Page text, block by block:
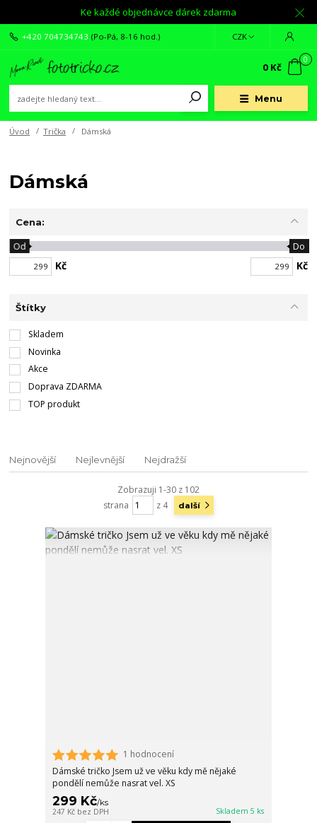
Ke každé objednávce dárek zdarma
Menu
CZK
+420 704734743 (Po-Pá, 8-16 hod.)
0
0 Kč
Úvod Trička Dámská
Dámská
Cena:
Kč
Od Do
Kč
Štítky
Skladem
Novinka
Akce
Doprava ZDARMA
TOP produkt
Nejnovější Nejlevnější Nejdražší
Zobrazuji 1-30 z 102
strana
z 4 další
1 hodnocení
Dámské tričko Jsem už ve věku kdy mě nějaké
pondělí nemůže nasrat vel. XS
299 Kč/ks
247 Kč bez DPH Skladem 5 ks